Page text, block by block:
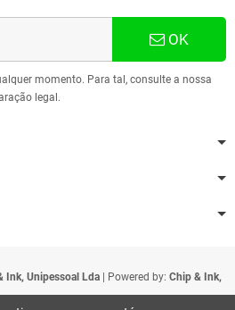
OK
momento. Para tal, consulte a nossa
legal.
Ink, Unipessoal Lda | Powered by: Chip & Ink,